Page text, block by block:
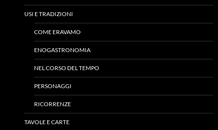
USI E TRADIZIONI
COME ERAVAMO
ENOGASTRONOMIA
NEL CORSO DEL TEMPO
PERSONAGGI
RICORRENZE
TAVOLE E CARTE